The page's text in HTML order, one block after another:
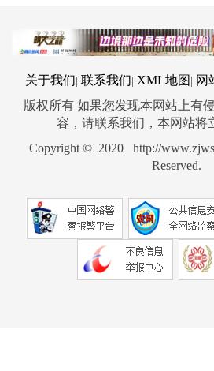
关于我们 联系我们 XML地图 网
版权所有 如果您发现本网站上有
容，请联系我们，本网站将
Copyright © 2020 http://
Reserved.